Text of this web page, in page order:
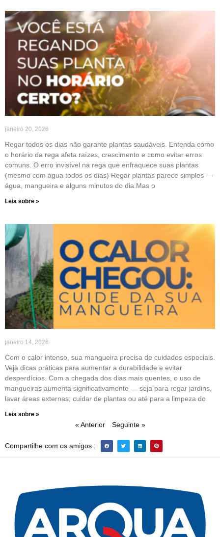
janeiro 20, 2026
Regar todos os dias não garante plantas saudáveis. Entenda como
o horário da rega afeta raízes, crescimento e como evitar erros
comuns. O erro invisível na rega que enfraquece suas plantas
(mesmo com água todos os dias) Regar plantas parece simples —
água, mangueira e alguns minutos do dia.Mas o
Leia sobre »
janeiro 14, 2026
Com o calor intenso, sua mangueira precisa de cuidados especiais.
Veja dicas práticas para aumentar a durabilidade e evitar
desperdícios. Com a chegada dos dias mais quentes, o uso de
mangueiras aumenta significativamente — seja para regar jardins,
lavar áreas externas, cuidar de plantas ou até para a limpeza do
Leia sobre »
« Anterior Seguinte »
Compartilhe com os amigos :